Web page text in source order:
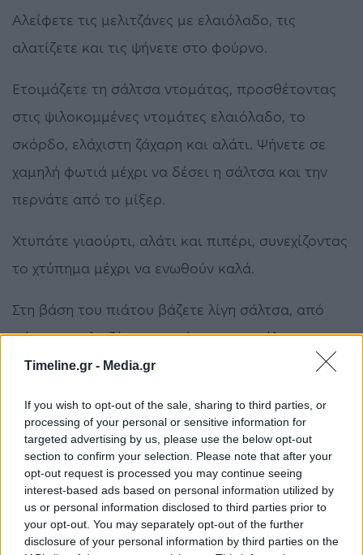
Timeline.gr - Media.gr
If you wish to opt-out of the sale, sharing to third parties, or
processing of your personal or sensitive information for
targeted advertising by us, please use the below opt-out
section to confirm your selection. Please note that after your
opt-out request is processed you may continue seeing
interest-based ads based on personal information utilized by
us or personal information disclosed to third parties prior to
your opt-out. You may separately opt-out of the further
disclosure of your personal information by third parties on the
Αλείφετε τις μελιτζάνες με ελαιόλαδο, τις
αλατίζετε και τις ψήνετε στο φούρνο.
Ετοιμάζετε τη σάλτσα ντομάτας, προσθέτοντας
στις ψιλοκομμένες ντομάτες ελαιόλαδο, το
σκόρδο, ελάχιστη ζάχαρη και αλάτι. Ψήνετε σε
χαμηλή φωτιά μέχρι να δέσει η σάλτσα και την
περνάτε από το μίξερ.
Χτυπάτε γιαούρτι, αλάτι και πιπέρι, συνεχίζοντας
το χτύπημα μέχρι να ενωθούν καλά.
Στη βάση του πιάτου βάζετε λίγη σάλτσα, από
πάνω τη μελιτζάνα, στο κέντρο της σάλτσα
ντομάτα και στην κορυφή μια κουταλιά γιαούρτι.
Από πάνω πασπαλίζετε με τον άνηθο.
Συνταγή - Συνταγές
ΠΡΟΗΓΟΎΜΕΝΟ ΆΡΘΡΟ
ΔΥΠΑ: Πίνακες
αποτελεσμάτων για το
ΕΠΌΜΕΝΟ ΆΡΘΡΟ
Επεκτάθηκε η Συλλογική
Σύμβαση Εργασίας των